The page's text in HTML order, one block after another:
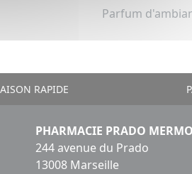
Parfum
RAPIDE
PHARMACIE PRADO
244 avenue du Prado
13008 Marseille